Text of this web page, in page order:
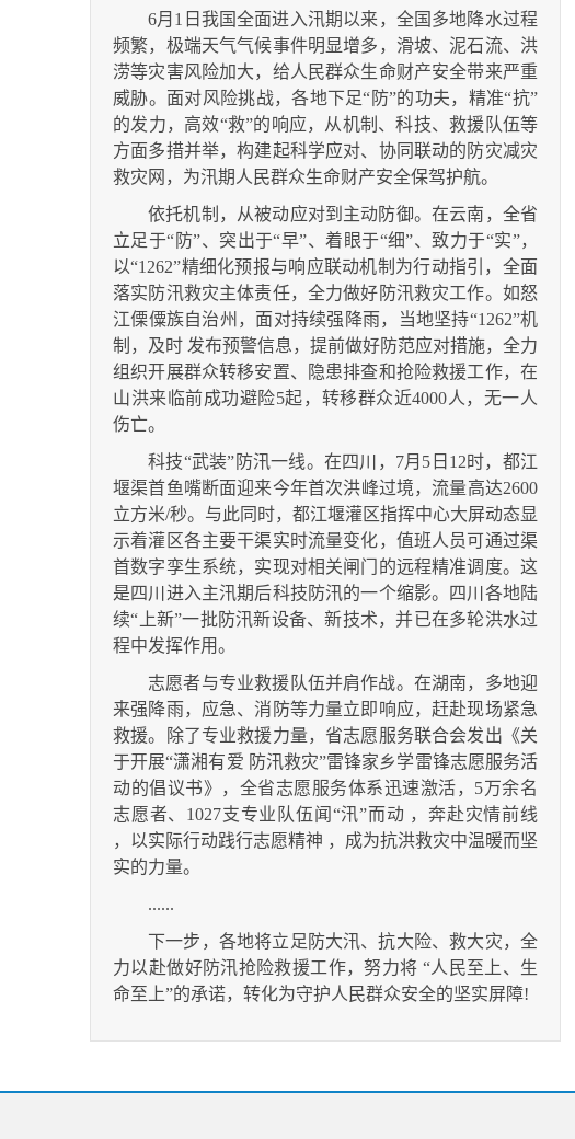
6月1日我国全面进入汛期以来，全国多地降水过程
频繁，极端天气气候事件明显增多，滑坡、泥石流、洪
涝等灾害风险加大，给人民群众生命财产安全带来严重
威胁。面对风险挑战，各地下足“防”的功夫，精准“抗”
的发力，高效“救”的响应，从机制、科技、救援队伍等
方面多措并举，构建起科学应对、协同联动的防灾减灾
救灾网，为汛期人民群众生命财产安全保驾护航。
依托机制，从被动应对到主动防御。在云南，全省
立足于“防”、突出于“早”、着眼于“细”、致力于“实”，
以“1262”精细化预报与响应联动机制为行动指引，全面
落实防汛救灾主体责任，全力做好防汛救灾工作。如怒
江傈僳族自治州，面对持续强降雨，当地坚持“1262”机
制，及时 发布预警信息，提前做好防范应对措施，全力
组织开展群众转移安置、隐患排查和抢险救援工作，在
山洪来临前成功避险5起，转移群众近4000人，无一人
伤亡。
科技“武装”防汛一线。在四川，7月5日12时，都江
堰渠首鱼嘴断面迎来今年首次洪峰过境，流量高达2600
立方米/秒。与此同时，都江堰灌区指挥中心大屏动态显
示着灌区各主要干渠实时流量变化，值班人员可通过渠
首数字孪生系统，实现对相关闸门的远程精准调度。这
是四川进入主汛期后科技防汛的一个缩影。四川各地陆
续“上新”一批防汛新设备、新技术，并已在多轮洪水过
程中发挥作用。
志愿者与专业救援队伍并肩作战。在湖南，多地迎
来强降雨，应急、消防等力量立即响应，赶赴现场紧急
救援。除了专业救援力量，省志愿服务联合会发出《关
于开展“潇湘有爱 防汛救灾”雷锋家乡学雷锋志愿服务活
动的倡议书》，全省志愿服务体系迅速激活，5万余名
志愿者、1027支专业队伍闻“汛”而动 ，奔赴灾情前线
，以实际行动践行志愿精神 ，成为抗洪救灾中温暖而坚
实的力量。
......
下一步，各地将立足防大汛、抗大险、救大灾，全
力以赴做好防汛抢险救援工作，努力将 “人民至上、生
命至上”的承诺，转化为守护人民群众安全的坚实屏障!